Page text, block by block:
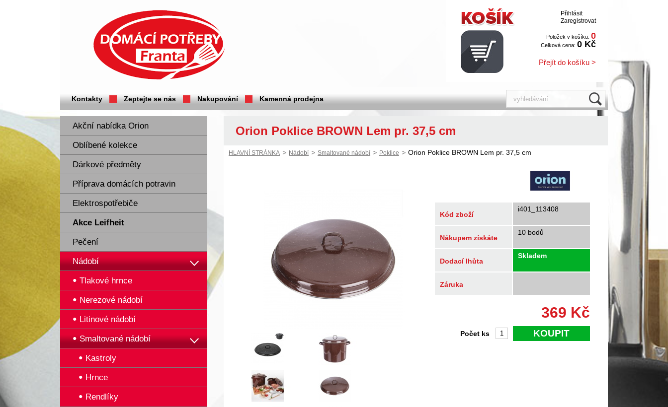
Přihlásit
Zaregistrovat
Položek v košíku: 0
Celková cena: 0 Kč
Přejít do košíku >
Kontakty Zeptejte se nás Nakupování Kamenná prodejna
Akční nabídka Orion
Oblíbené kolekce
Dárkové předměty
Příprava domácích potravin
Elektrospotřebiče
Akce Leifheit
Pečení
Nádobí
Tlakové hrnce
Nerezové nádobí
Litinové nádobí
Smaltované nádobí
Kastroly
Hrnce
Rendlíky
Orion Poklice BROWN Lem pr. 37,5 cm
HLAVNÍ STRÁNKA > Nádobí > Smaltované nádobí > Poklice > Orion Poklice BROWN Lem pr. 37,5 cm
Kód zboží
i401_113408
Nákupem získáte
10 bodů
Dodací lhůta
Skladem
Záruka
369 Kč
KOUPIT
Počet ks